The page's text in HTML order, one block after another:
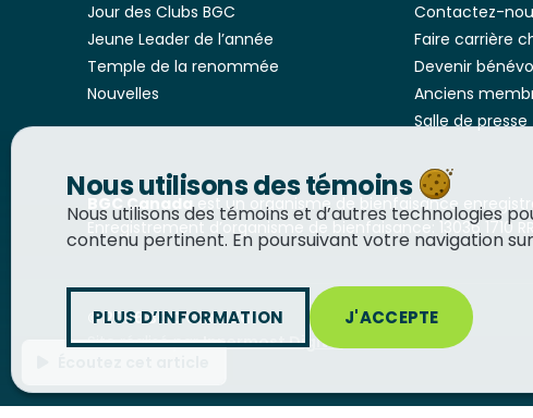
Jour des Clubs BGC
Jeune Leader de l’année
Temple de la renommée
Nouvelles
Contactez-
Faire carrière
Devenir
Anciens
Salle de presse
BGC Canadaest un organisme de bienfaisance
Enregistrement d’organisme de bienfaisance: 13036 1710
© 2026BGC Canada
Site réalisé parInnermost Digital
Nous utilisons des témoins
Nous utilisons des témoins et d’autres technologies
contenu pertinent. En poursuivant votre navigation
PLUS D’INFORMATION J'ACCEPTE